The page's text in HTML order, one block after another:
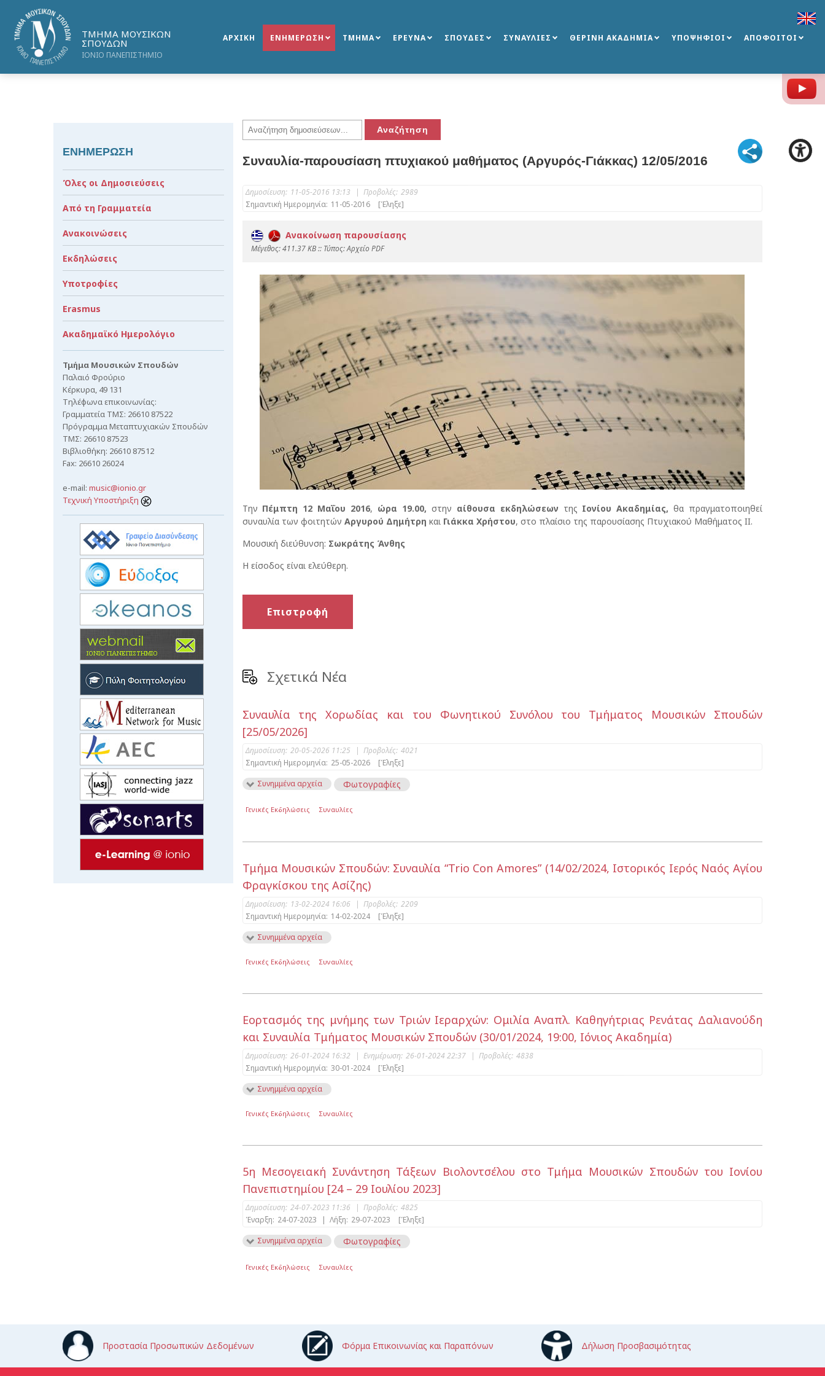
ΤΜΗΜΑ ΜΟΥΣΙΚΩΝ
ΣΠΟΥΔΩΝ
ΙΟΝΙΟ ΠΑΝΕΠΙΣΤΗΜΙΟ
ΑΡΧΙΚΗ ΕΝΗΜΕΡΩΣΗ ΤΜΗΜΑ ΕΡΕΥΝΑ ΣΠΟΥΔΕΣ ΣΥΝΑΥΛΙΕΣ ΘΕΡΙΝΗ ΑΚΑΔΗΜΙΑ ΥΠΟΨΗΦΙΟΙ ΑΠΟΦΟΙΤΟΙ
Συναυλία-παρουσίαση πτυχιακού μαθήματος (Αργυρός-Γιάκκας) 12/05/2016
Δημοσίευση: 11-05-2016 13:13 | Προβολές: 2989
Σημαντική Ημερομηνία: 11-05-2016 [Έληξε]
Ανακοίνωση παρουσίασης
Mέγεθος: 411.37 KB :: Τύπος: Αρχείο PDF
Την Πέμπτη 12 Μαΐου 2016, ώρα 19.00, στην αίθουσα εκδηλώσεων της Ιονίου Ακαδημίας, θα πραγματοποιηθεί
συναυλία των φοιτητών Αργυρού Δημήτρη και Γιάκκα Χρήστου, στο πλαίσιο της παρουσίασης Πτυχιακού Μαθήματος II.
Μουσική διεύθυνση: Σωκράτης Άνθης
H είσοδος είναι ελεύθερη.
Επιστροφή
Σχετικά Νέα
Συναυλία της Χορωδίας και του Φωνητικού Συνόλου του Τμήματος Μουσικών Σπουδών
[25/05/2026]
Δημοσίευση: 20-05-2026 11:25 | Προβολές: 4021
Σημαντική Ημερομηνία: 25-05-2026
[Έληξε]
Συνημμένα αρχεία
Φωτογραφίες
Γενικές Εκδηλώσεις Συναυλίες
Τμήμα Μουσικών Σπουδών: Συναυλία “Trio Con Amores” (14/02/2024, Ιστορικός Ιερός Ναός Αγίου
Φραγκίσκου της Ασίζης)
Δημοσίευση: 13-02-2024 16:06 | Προβολές: 2209
Σημαντική Ημερομηνία: 14-02-2024
[Έληξε]
Συνημμένα αρχεία
Γενικές Εκδηλώσεις Συναυλίες
Εορτασμός της μνήμης των Τριών Ιεραρχών: Ομιλία Αναπλ. Καθηγήτριας Ρενάτας Δαλιανούδη
και Συναυλία Τμήματος Μουσικών Σπουδών (30/01/2024, 19:00, Ιόνιος Ακαδημία)
Δημοσίευση: 26-01-2024 16:32 | Ενημέρωση: 26-01-2024 22:37 | Προβολές: 4838
Σημαντική Ημερομηνία: 30-01-2024
[Έληξε]
Συνημμένα αρχεία
Γενικές Εκδηλώσεις Συναυλίες
5η Μεσογειακή Συνάντηση Τάξεων Βιολοντσέλου στο Τμήμα Μουσικών Σπουδών του Ιονίου
Πανεπιστημίου [24 – 29 Ιουλίου 2023]
Δημοσίευση: 24-07-2023 11:36 Προβολές: 4825
Έναρξη: 24-07-2023 Λήξη: 29-07-2023
[Έληξε]
Συνημμένα αρχεία
Φωτογραφίες
Γενικές Εκδηλώσεις Συναυλίες
ΕΝΗΜΕΡΩΣΗ
Όλες οι Δημοσιεύσεις
Από τη Γραμματεία
Ανακοινώσεις
Εκδηλώσεις
Υποτροφίες
Erasmus
Ακαδημαϊκό Ημερολόγιο
Τμήμα Μουσικών Σπουδών
Παλαιό Φρούριο
Κέρκυρα, 49 131
Τηλέφωνα επικοινωνίας:
Γραμματεία ΤΜΣ: 26610 87522
Πρόγραμμα Μεταπτυχιακών Σπουδών
ΤΜΣ: 26610 87523
Βιβλιοθήκη: 26610 87512
Fax: 26610 26024
e-mail: music@ionio.gr
Τεχνική Υποστήριξη
Προστασία Προσωπικών Δεδομένων Φόρμα Επικοινωνίας και Παραπόνων Δήλωση Προσβασιμότητας